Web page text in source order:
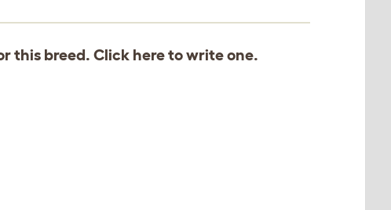
this breed. Click hereto write one.